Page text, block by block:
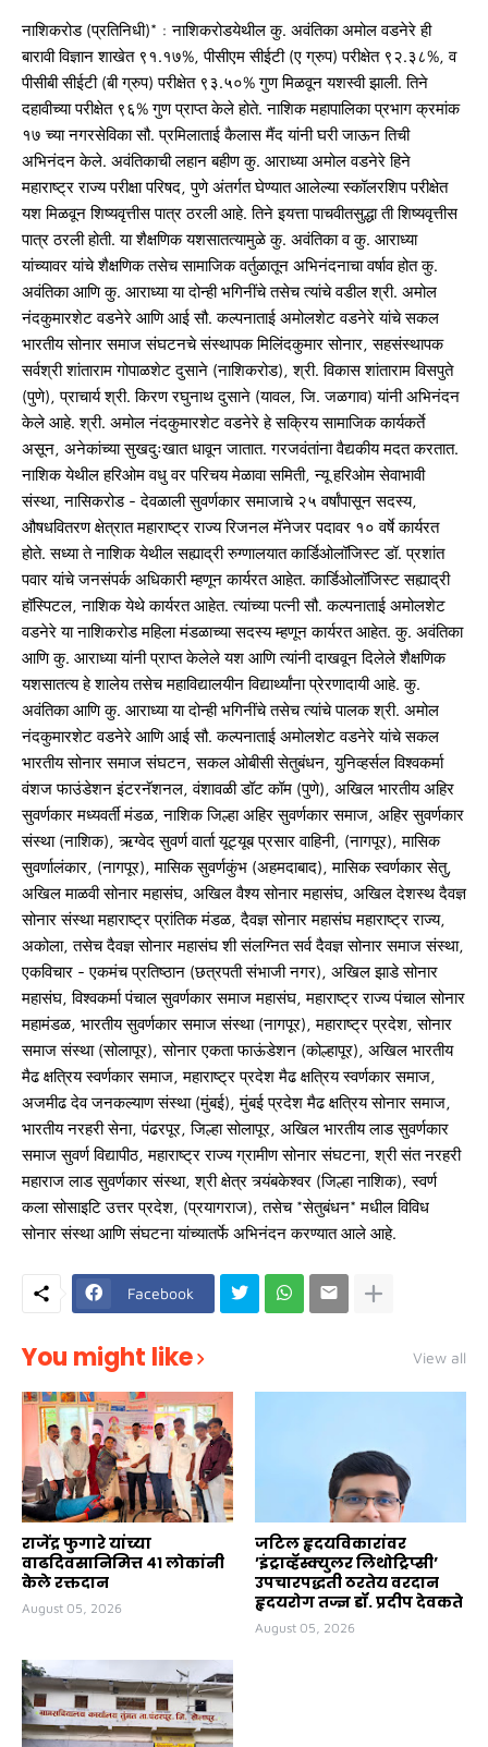
नाशिकरोड (प्रतिनिधी)* : नाशिकरोडयेथील कु. अवंतिका अमोल वडनेरे ही
बारावी विज्ञान शाखेत ९१.१७%, पीसीएम सीईटी (ए ग्रुप) परीक्षेत ९२.३८%, व
पीसीबी सीईटी (बी ग्रुप) परीक्षेत ९३.५०% गुण मिळवून यशस्वी झाली. तिने
दहावीच्या परीक्षेत ९६% गुण प्राप्त केले होते. नाशिक महापालिका प्रभाग क्रमांक
१७ च्या नगरसेविका सौ. प्रमिलाताई कैलास मैंद यांनी घरी जाऊन तिची
अभिनंदन केले. अवंतिकाची लहान बहीण कु. आराध्या अमोल वडनेरे हिने
महाराष्ट्र राज्य परीक्षा परिषद, पुणे अंतर्गत घेण्यात आलेल्या स्कॉलरशिप परीक्षेत
यश मिळवून शिष्यवृत्तीस पात्र ठरली आहे. तिने इयत्ता पाचवीतसुद्धा ती शिष्यवृत्तीस
पात्र ठरली होती. या शैक्षणिक यशसातत्यामुळे कु. अवंतिका व कु. आराध्या
यांच्यावर यांचे शैक्षणिक तसेच सामाजिक वर्तुळातून अभिनंदनाचा वर्षाव होत कु.
अवंतिका आणि कु. आराध्या या दोन्ही भगिनींचे तसेच त्यांचे वडील श्री. अमोल
नंदकुमारशेट वडनेरे आणि आई सौ. कल्पनाताई अमोलशेट वडनेरे यांचे सकल
भारतीय सोनार समाज संघटनचे संस्थापक मिलिंदकुमार सोनार, सहसंस्थापक
सर्वश्री शांताराम गोपाळशेट दुसाने (नाशिकरोड), श्री. विकास शांताराम विसपुते
(पुणे), प्राचार्य श्री. किरण रघुनाथ दुसाने (यावल, जि. जळगाव) यांनी अभिनंदन
केले आहे. श्री. अमोल नंदकुमारशेट वडनेरे हे सक्रिय सामाजिक कार्यकर्ते
असून, अनेकांच्या सुखदुःखात धावून जातात. गरजवंतांना वैद्यकीय मदत करतात.
नाशिक येथील हरिओम वधु वर परिचय मेळावा समिती, न्यू हरिओम सेवाभावी
संस्था, नासिकरोड - देवळाली सुवर्णकार समाजाचे २५ वर्षांपासून सदस्य,
औषधवितरण क्षेत्रात महाराष्ट्र राज्य रिजनल मॅनेजर पदावर १० वर्षे कार्यरत
होते. सध्या ते नाशिक येथील सह्याद्री रुग्णालयात कार्डिओलॉजिस्ट डॉ. प्रशांत
पवार यांचे जनसंपर्क अधिकारी म्हणून कार्यरत आहेत. कार्डिओलॉजिस्ट सह्याद्री
हॉस्पिटल, नाशिक येथे कार्यरत आहेत. त्यांच्या पत्नी सौ. कल्पनाताई अमोलशेट
वडनेरे या नाशिकरोड महिला मंडळाच्या सदस्य म्हणून कार्यरत आहेत. कु. अवंतिका
आणि कु. आराध्या यांनी प्राप्त केलेले यश आणि त्यांनी दाखवून दिलेले शैक्षणिक
यशसातत्य हे शालेय तसेच महाविद्यालयीन विद्यार्थ्यांना प्रेरणादायी आहे. कु.
अवंतिका आणि कु. आराध्या या दोन्ही भगिनींचे तसेच त्यांचे पालक श्री. अमोल
नंदकुमारशेट वडनेरे आणि आई सौ. कल्पनाताई अमोलशेट वडनेरे यांचे सकल
भारतीय सोनार समाज संघटन, सकल ओबीसी सेतुबंधन, युनिव्हर्सल विश्वकर्मा
वंशज फाउंडेशन इंटरनॅशनल, वंशावळी डॉट कॉम (पुणे), अखिल भारतीय अहिर
सुवर्णकार मध्यवर्ती मंडळ, नाशिक जिल्हा अहिर सुवर्णकार समाज, अहिर सुवर्णकार
संस्था (नाशिक), ऋग्वेद सुवर्ण वार्ता यूट्यूब प्रसार वाहिनी, (नागपूर), मासिक
सुवर्णालंकार, (नागपूर), मासिक सुवर्णकुंभ (अहमदाबाद), मासिक स्वर्णकार सेतु,
अखिल माळवी सोनार महासंघ, अखिल वैश्य सोनार महासंघ, अखिल देशस्थ दैवज्ञ
सोनार संस्था महाराष्ट्र प्रांतिक मंडळ, दैवज्ञ सोनार महासंघ महाराष्ट्र राज्य,
अकोला, तसेच दैवज्ञ सोनार महासंघ शी संलग्नित सर्व दैवज्ञ सोनार समाज संस्था,
एकविचार - एकमंच प्रतिष्ठान (छत्रपती संभाजी नगर), अखिल झाडे सोनार
महासंघ, विश्वकर्मा पंचाल सुवर्णकार समाज महासंघ, महाराष्ट्र राज्य पंचाल सोनार
महामंडळ, भारतीय सुवर्णकार समाज संस्था (नागपूर), महाराष्ट्र प्रदेश, सोनार
समाज संस्था (सोलापूर), सोनार एकता फाऊंडेशन (कोल्हापूर), अखिल भारतीय
मैढ क्षत्रिय स्वर्णकार समाज, महाराष्ट्र प्रदेश मैढ क्षत्रिय स्वर्णकार समाज,
अजमीढ देव जनकल्याण संस्था (मुंबई), मुंबई प्रदेश मैढ क्षत्रिय सोनार समाज,
भारतीय नरहरी सेना, पंढरपूर, जिल्हा सोलापूर, अखिल भारतीय लाड सुवर्णकार
समाज सुवर्ण विद्यापीठ, महाराष्ट्र राज्य ग्रामीण सोनार संघटना, श्री संत नरहरी
महाराज लाड सुवर्णकार संस्था, श्री क्षेत्र त्र्यंबकेश्वर (जिल्हा नाशिक), स्वर्ण
कला सोसाइटि उत्तर प्रदेश, (प्रयागराज), तसेच *सेतुबंधन* मधील विविध
सोनार संस्था आणि संघटना यांच्यातर्फे अभिनंदन करण्यात आले आहे.
Facebook
You might like View all
राजेंद्र फुगारे यांच्या
वाढदिवसानिमित्त ४१ लोकांनी
केले रक्तदान
August 05, 2026
जटिल हृदयविकारांवर
’इंट्राव्हॅस्क्युलर लिथोट्रिप्सी’
उपचारपद्धती ठरतेय वरदान
हृदयरोग तज्ज्ञ डॉ. प्रदीप देवकते
August 05, 2026